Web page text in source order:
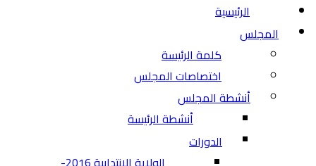
الرئيسية
المجلس
كلمة الرئيسة
اختصاصات المجلس
أنشطة المجلس
أنشطة الرئيسة
الدورات